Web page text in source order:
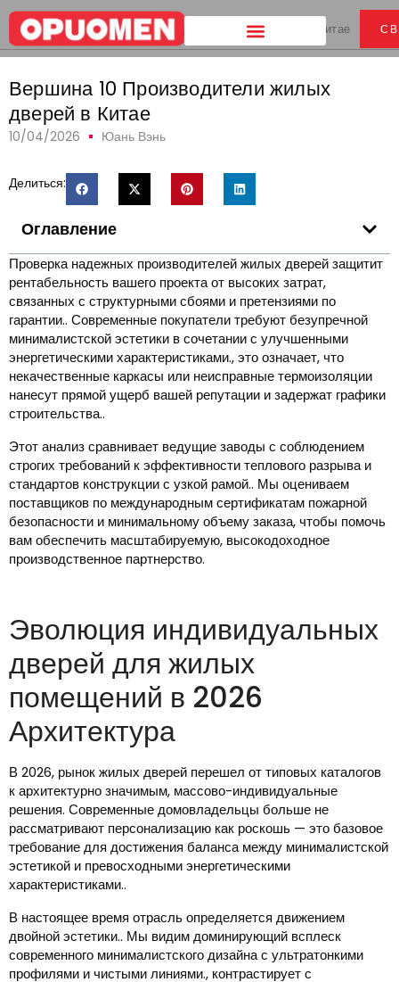
Дом > Вершина 10 Производители жилых дверей в Китае
Вершина 10 Производители жилых
дверей в Китае
10/04/2026 Юань Вэнь
Делиться:
Оглавление
Проверка надежных производителей жилых дверей защитит
рентабельность вашего проекта от высоких затрат,
связанных с структурными сбоями и претензиями по
гарантии.. Современные покупатели требуют безупречной
минималистской эстетики в сочетании с улучшенными
энергетическими характеристиками., это означает, что
некачественные каркасы или неисправные термоизоляции
нанесут прямой ущерб вашей репутации и задержат графики
строительства..
Этот анализ сравнивает ведущие заводы с соблюдением
строгих требований к эффективности теплового разрыва и
стандартов конструкции с узкой рамой.. Мы оцениваем
поставщиков по международным сертификатам пожарной
безопасности и минимальному объему заказа, чтобы помочь
вам обеспечить масштабируемую, высокодоходное
производственное партнерство.
Эволюция индивидуальных
дверей для жилых
помещений в 2026
Архитектура
В 2026, рынок жилых дверей перешел от типовых каталогов
к архитектурно значимым, массово-индивидуальные
решения. Современные домовладельцы больше не
рассматривают персонализацию как роскошь — это базовое
требование для достижения баланса между минималистской
эстетикой и превосходными энергетическими
характеристиками..
В настоящее время отрасль определяется движением
двойной эстетики.. Мы видим доминирующий всплеск
современного минималистского дизайна с ультратонкими
профилями и чистыми линиями., контрастирует с